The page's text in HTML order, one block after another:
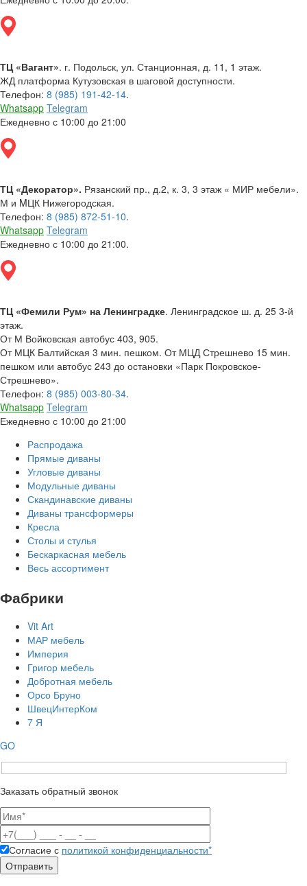
ТЦ «Вагант». г. Подольск, ул. Станционная, д. 11, 1 этаж.
ЖД платформа Кутузовская в шаговой доступности.
Телефон: 8 (985) 191-42-14.
Whatsapp Telegram
Ежедневно с 10:00 до 21:00
ТЦ «Декоратор». Рязанский пр., д.2, к. 3, 3 этаж « МИР мебели».
М и MЦК Нижегородская.
Телефон: 8 (985) 872-51-10.
Whatsapp Telegram
Ежедневно с 10:00 до 21:00.
ТЦ «Фемили Рум» на Ленинградке. Ленинградское ш. д. 25 3-й
этаж.
От М Войковская автобус 403, 905.
От МЦК Балтийская 3 мин. пешком. От МЦД Стрешнево 15 мин.
пешком или автобус 243 до остановки «Парк Покровское-
Стрешнево».
Телефон: 8 (985) 003-80-34.
Whatsapp Telegram
Ежедневно с 10:00 до 21:00
Распродажа
Прямые диваны
Угловые диваны
Модульные диваны
Скандинавские диваны
Диваны трансформеры
Кресла
Столы и стулья
Бескаркасная мебель
Весь ассортимент
Фабрики
Vit Art
МАР мебель
Империя
Григор мебель
Добротная мебель
Орсо Бруно
ШвецИнтерКом
7 Я
GO
Заказать обратный звонок
Согласие с политикой конфиденциальности*